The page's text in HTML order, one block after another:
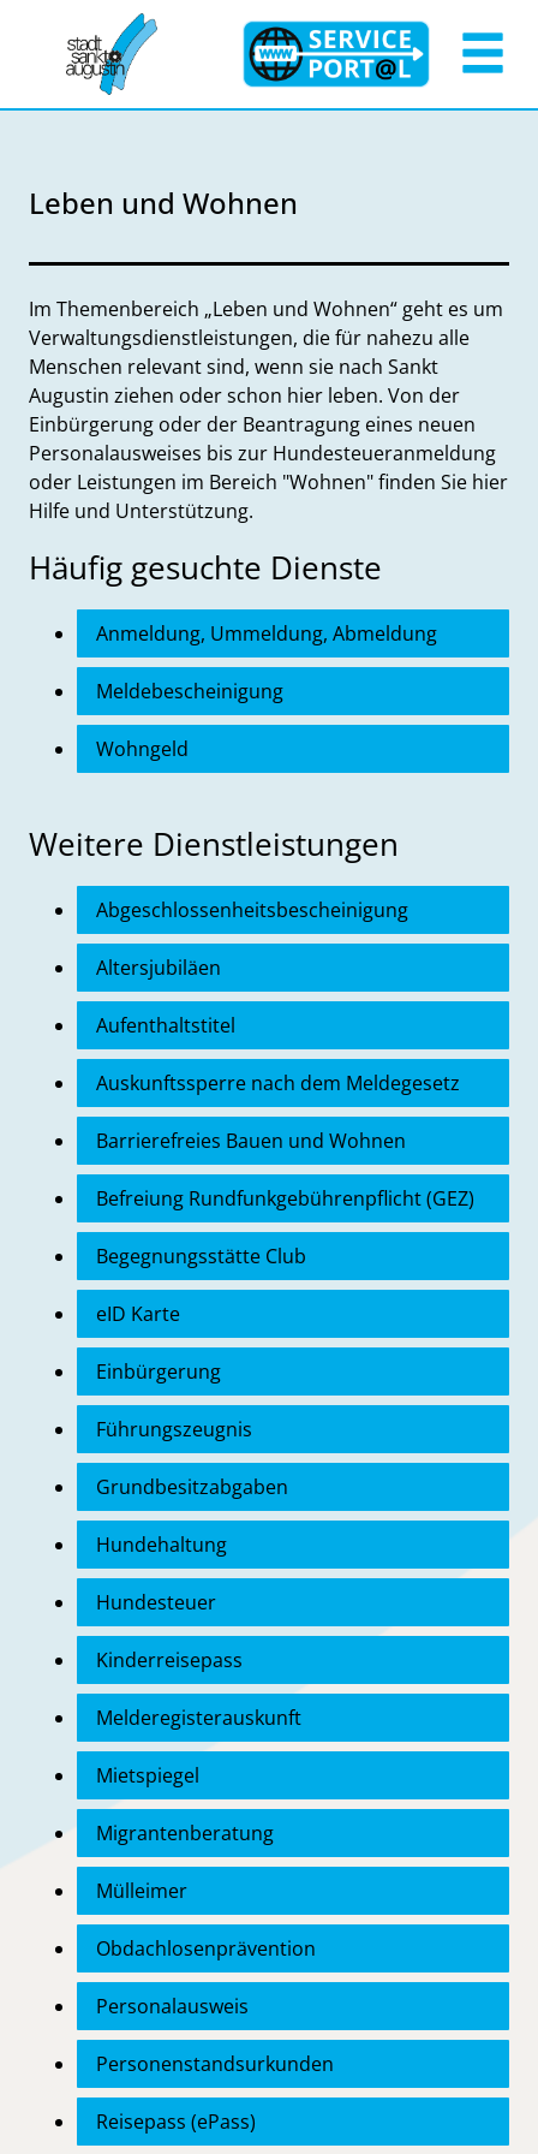
Zum Hauptinhalt springen
Zum Hauptinhalt
Leben und Wohnen
Im Themenbereich „Leben und Wohnen“ geht es um
Verwaltungsdienstleistungen, die für nahezu alle
Menschen relevant sind, wenn sie nach Sankt
Augustin ziehen oder schon hier leben. Von der
Einbürgerung oder der Beantragung eines neuen
Personalausweises bis zur Hundesteueranmeldung
oder Leistungen im Bereich "Wohnen" finden Sie hier
Hilfe und Unterstützung.
Häufig gesuchte Dienste
Anmeldung, Ummeldung, Abmeldung
Meldebescheinigung
Wohngeld
Weitere Dienstleistungen
Abgeschlossenheitsbescheinigung
Altersjubiläen
Aufenthaltstitel
Auskunftssperre nach dem Meldegesetz
Barrierefreies Bauen und Wohnen
Befreiung Rundfunkgebührenpflicht (GEZ)
Begegnungsstätte Club
eID Karte
Einbürgerung
Führungszeugnis
Grundbesitzabgaben
Hundehaltung
Hundesteuer
Kinderreisepass
Melderegisterauskunft
Mietspiegel
Migrantenberatung
Mülleimer
Obdachlosenprävention
Personalausweis
Personenstandsurkunden
Reisepass (ePass)